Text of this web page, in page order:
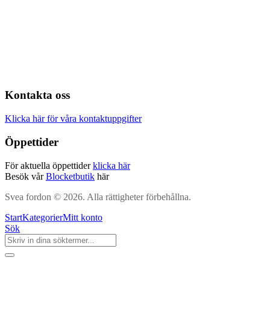
Kontakta oss
Klicka här för våra kontaktuppgifter
Öppettider
För aktuella öppettiderklicka här
Besök vårBlocketbutik här
Svea fordon © 2026. Alla rättigheter förbehållna.
StartKategorierMitt konto
Sök